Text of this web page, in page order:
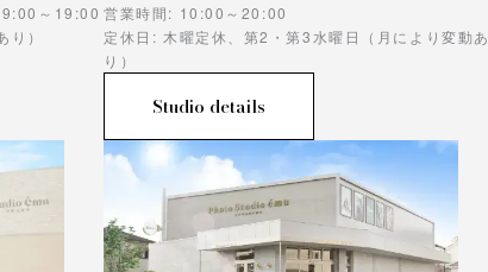
～19:00
）
営業時間: 10:00～20:00
定休日: 木曜定休、第2・第3水曜日（月により変動あ
り）
Studio details